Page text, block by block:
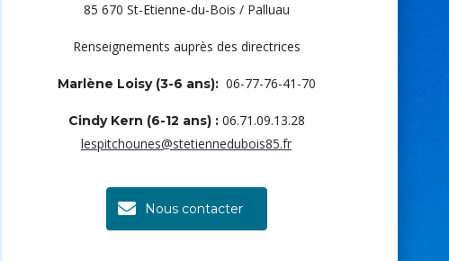
85 670 St-Etienne-du-Bois / Palluau
Renseignements auprès des directrices
Marlène Loisy (3-6 ans): 06-77-76-41-70
Cindy Kern (6-12 ans) :06.71.09.13.28
lespitchounes@stetiennedubois85.fr
Nous contacter